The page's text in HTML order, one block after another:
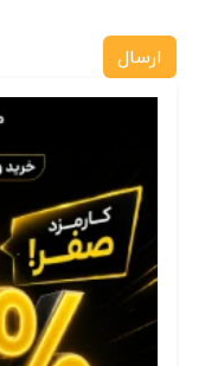
ارسال